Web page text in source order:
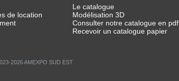
de location
Le catalogue
Modélisation 3D
Consulter notre catalogue en pdf
Recevoir un catalogue papier
2026 AMEXPO SUD EST